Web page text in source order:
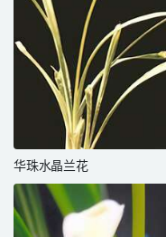
华珠水晶兰花